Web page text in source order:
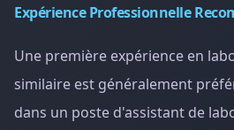
Expérience Professionnelle
Une première expérience en
similaire est généralement
dans un poste d'assistant de